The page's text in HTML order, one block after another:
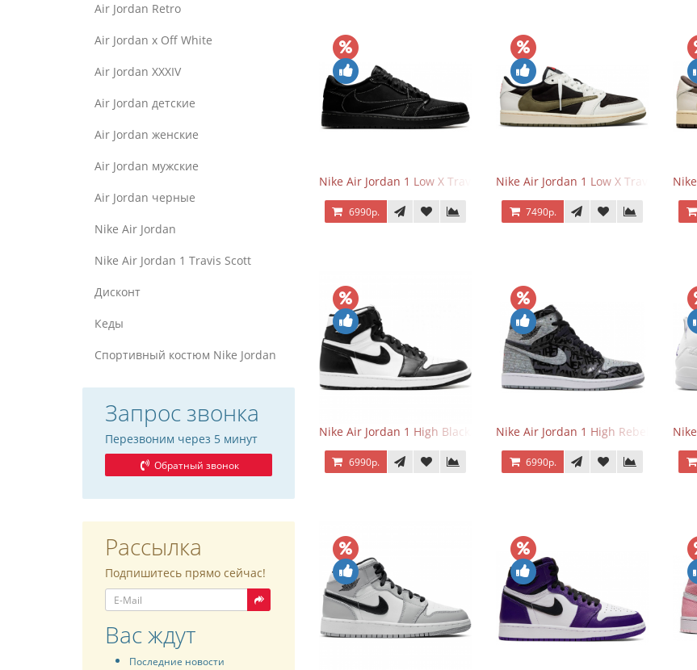
Air Jordan Retro
Air Jordan x Off White
Air Jordan XXXIV
Air Jordan детские
Air Jordan женские
Air Jordan мужские
Air Jordan черные
Nike Air Jordan
Nike Air Jordan 1 Travis Scott
Дисконт
Кеды
Спортивный костюм Nike Jordan
Запрос звонка
Перезвоним через 5 минут
Обратный звонок
Рассылка
Подпишитесь прямо сейчас!
Вас ждут
Последние новости
Nike Air Jordan 1 Low X Travis Scott Black Phantom
6990р.
Nike Air Jordan 1 Low X Travis Scott
7490р.
Nike Air Jordan 1 High Black/White
6990р.
Nike Air Jordan 1 High Rebellionaire
6990р.